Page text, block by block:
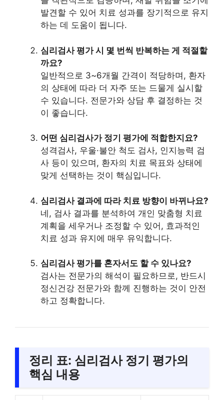
발견할 수 있어 치료 성과를 장기적으로 유지
하는 데 도움이 됩니다.
심리검사 평가 시 몇 번씩 반복하는 게 적절할
까요?
일반적으로 3~6개월 간격이 적당하며, 환자
의 상태에 따라 더 자주 또는 드물게 실시할
수 있습니다. 전문가와 상담 후 결정하는 것
이 좋습니다.
어떤 심리검사가 정기 평가에 적합한지요?
성격검사, 우울·불안 척도 검사, 인지능력 검
사 등이 있으며, 환자의 치료 목표와 상태에
맞게 선택하는 것이 핵심입니다.
심리검사 결과에 따라 치료 방향이 바뀌나요?
네, 검사 결과를 분석하여 개인 맞춤형 치료
계획을 세우거나 조정할 수 있어, 효과적인
치료 성과 유지에 매우 유익합니다.
심리검사 평가를 혼자서도 할 수 있나요?
검사는 전문가의 해석이 필요하므로, 반드시
정신건강 전문가와 함께 진행하는 것이 안전
하고 정확합니다.
정리 표: 심리검사 정기 평가의
핵심 내용